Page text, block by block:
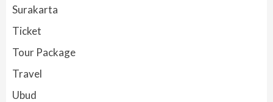
Surakarta
Ticket
Tour Package
Travel
Ubud